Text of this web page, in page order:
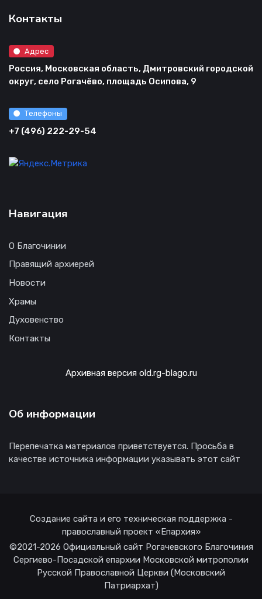
Контакты
Адрес
Россия, Московская область, Дмитровский городской
округ, село Рогачёво, площадь Осипова, 9
Телефоны
+7 (496) 222-29-54
Навигация
О Благочинии
Правящий архиерей
Новости
Храмы
Духовенство
Контакты
Архивная версия old.rg-blago.ru
Об информации
Перепечатка материалов приветствуется. Просьба в
качестве источника информации указывать этот сайт
Создание сайта и его техническая поддержка -
православный проект «Епархия»
©2021-2026 Официальный сайт Рогачевского Благочиния
Сергиево-Посадской епархии Московской митрополии
Русской Православной Церкви (Московский
Патриархат)